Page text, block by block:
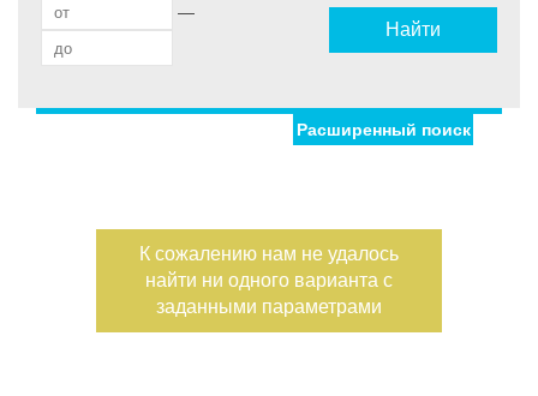
—
Найти
Дом С фото
Расширенный поиск
К сожалению нам не удалось
найти ни одного варианта с
заданными параметрами